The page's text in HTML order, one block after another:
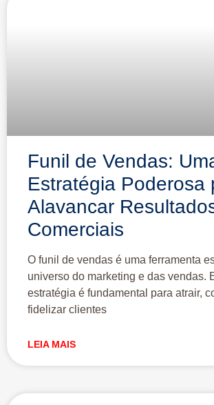
Funil de Vendas:
Estratégia Poderosa
Alavancar
Comerciais
O funil de vendas é uma ferramenta
universo do marketing e das vendas.
estratégia é fundamental para atrair,
fidelizar clientes
LEIA MAIS